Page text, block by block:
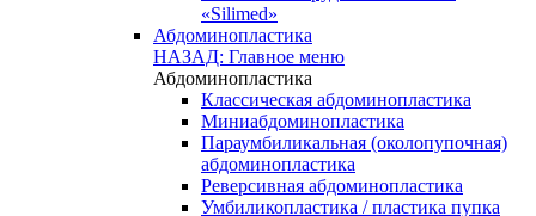
«Silimed»
Абдоминопластика
НАЗАД: Главное меню
Абдоминопластика
Классическая абдоминопластика
Миниабдоминопластика
Параумбиликальная (околопупочная)
абдоминопластика
Реверсивная абдоминопластика
Умбиликопластика / пластика пупка